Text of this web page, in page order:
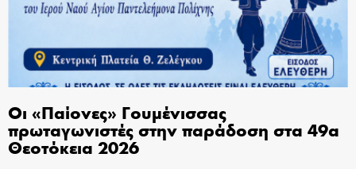
Οι «Παίονες» Γουμένισσας
πρωταγωνιστές στην παράδοση στα 49α
Θεοτόκεια 2026